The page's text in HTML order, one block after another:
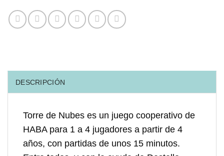
DESCRIPCIÓN
Torre de Nubes es un juego cooperativo de
HABA para 1 a 4 jugadores a partir de 4
años, con partidas de unos 15 minutos.